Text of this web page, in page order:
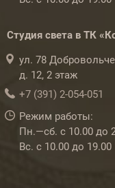
Студия света в ТК
ул. 78
д. 12, 2 этаж
+7 (391) 2-054-051
Режим работы:
Пн.—сб. с 10.00 до
Вс. с 10.00 до 19.00